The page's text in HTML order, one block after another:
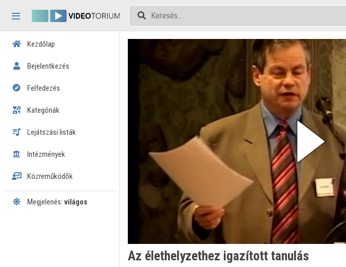
Tartalom kihagyása
Kezdőlap
Bejelentkezés
Felfedezés
Kategóriák
Lejátszási listák
Intézmények
Közreműködők
Megjelenés: világos
Az élethelyzethez igazított tanulás